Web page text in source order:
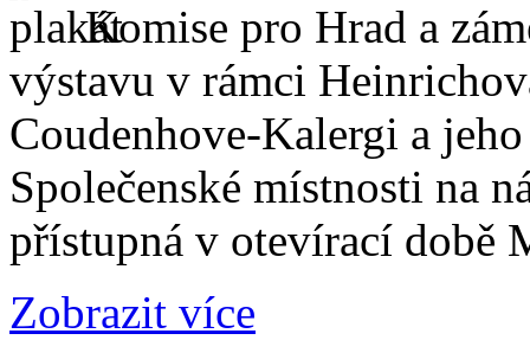
Komise pro Hrad a
výstavu v rámci
Coudenhove-Kalergi a
Společenské místnosti na
přístupná v otevírací době
Zobrazit více